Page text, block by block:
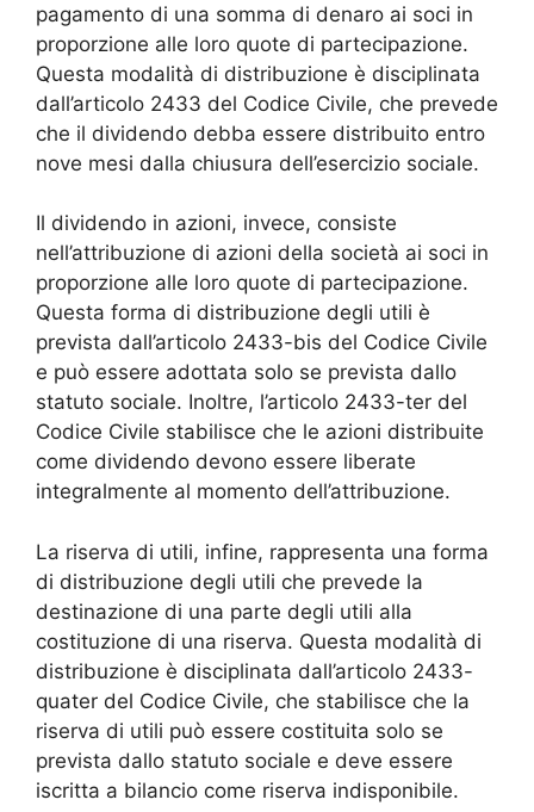
pagamento di una somma di denaro ai soci in
proporzione alle loro quote di partecipazione.
Questa modalità di distribuzione è disciplinata
dall’articolo 2433 del Codice Civile, che prevede
che il dividendo debba essere distribuito entro
nove mesi dalla chiusura dell’esercizio sociale.
Il dividendo in azioni, invece, consiste
nell’attribuzione di azioni della società ai soci in
proporzione alle loro quote di partecipazione.
Questa forma di distribuzione degli utili è
prevista dall’articolo 2433-bis del Codice Civile
e può essere adottata solo se prevista dallo
statuto sociale. Inoltre, l’articolo 2433-ter del
Codice Civile stabilisce che le azioni distribuite
come dividendo devono essere liberate
integralmente al momento dell’attribuzione.
La riserva di utili, infine, rappresenta una forma
di distribuzione degli utili che prevede la
destinazione di una parte degli utili alla
costituzione di una riserva. Questa modalità di
distribuzione è disciplinata dall’articolo 2433-
quater del Codice Civile, che stabilisce che la
riserva di utili può essere costituita solo se
prevista dallo statuto sociale e deve essere
iscritta a bilancio come riserva indisponibile.